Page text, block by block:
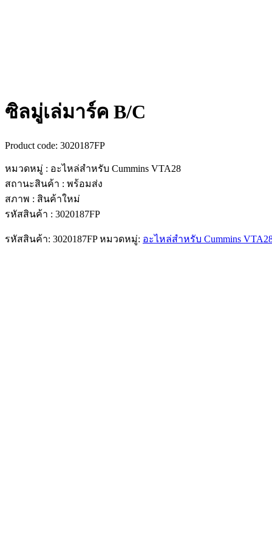
ซิลมู่เล่มาร์ค B/C
Product code: 3020187FP
หมวดหมู่ : อะไหล่สำหรับ Cummins VTA28
สถานะสินค้า : พร้อมส่ง
สภาพ : สินค้าใหม่
รหัสสินค้า : 3020187FP
รหัสสินค้า: 3020187FP หมวดหมู่: อะไหล่สำหรับ Cummins